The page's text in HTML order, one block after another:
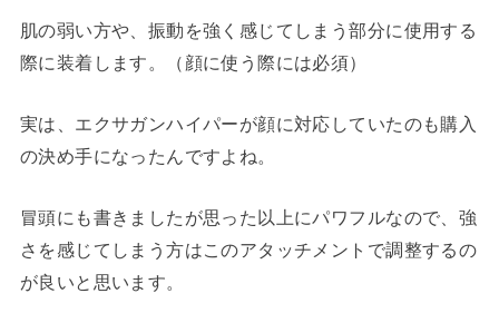
肌の弱い方や、振動を強く感じてしまう部分に使用する
際に装着します。（顔に使う際には必須）
実は、エクサガンハイパーが顔に対応していたのも購入
の決め手になったんですよね。
冒頭にも書きましたが思った以上にパワフルなので、強
さを感じてしまう方はこのアタッチメントで調整するの
が良いと思います。